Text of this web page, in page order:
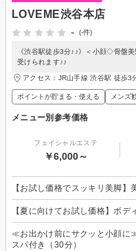
LOVEME渋谷本店
-
(-件)
《渋谷駅徒歩3分♪♪》＜小顔◇骨盤
受けられます♪♪
アクセス：JR山手線 渋谷駅 徒歩3
ポイントが貯まる・使える メンズ
メニュー別参考価格
フェイシャルエステ
￥6,000～
【お試し価格でスッキリ美脚】
【夏に向けてお試し価格】ボデ
≪お出かけ前にサクッと小顔に
スパ付き（30分）